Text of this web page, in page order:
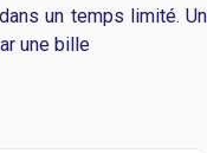
un temps limité. Un
une bille